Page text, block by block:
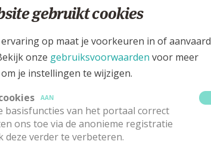
Eucharistie
Eucharistie
gebruikt cookies
op maat je voorkeuren in of aanvaard
onze gebruiksvoorwaarden voor meer
je instellingen te wijzigen.
AAN
basisfuncties van het portaal correct
ons toe via de anonieme registratie
deze verder te verbeteren.